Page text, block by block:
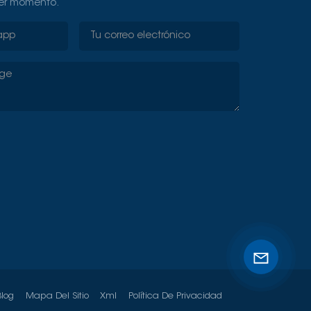
momento.
Mapa Del Sitio Xml Política De Privacidad